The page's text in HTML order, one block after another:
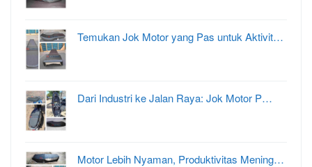
Temukan Jok Motor yang Pas untuk Aktivit…
Dari Industri ke Jalan Raya: Jok Motor P…
Motor Lebih Nyaman, Produktivitas Mening…